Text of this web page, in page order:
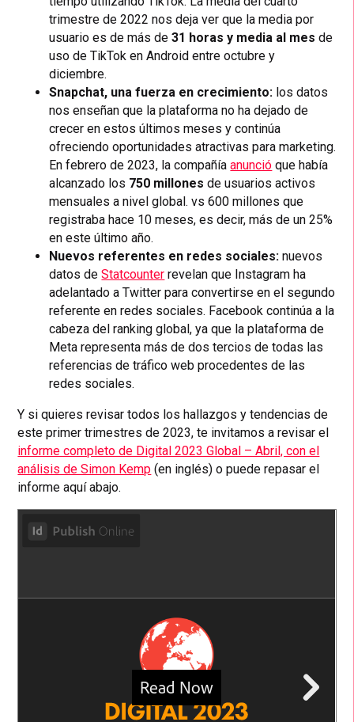
trimestre de 2022 nos deja ver que la media por
usuario es de más de31 horas y media al mes de
uso de TikTok en Android entre octubre y
diciembre.
Snapchat, una fuerza en crecimiento: los datos
nos enseñan que la plataforma no ha dejado de
crecer en estos últimos meses y continúa
ofreciendo oportunidades atractivas para marketing.
En febrero de 2023, la compañíaanunció que había
alcanzado los 750 millones de usuarios activos
mensuales a nivel global. vs 600 millones que
registraba hace 10 meses, es decir, más de un 25%
en este último año.
Nuevos referentes en redes sociales:nuevos
datos deStatcounter revelan que Instagram ha
adelantado a Twitter para convertirse en el segundo
referente en redes sociales. Facebook continúa a la
cabeza del ranking global, ya que la plataforma de
Meta representa más de dos tercios de todas las
referencias de tráfico web procedentes de las
redes sociales.
Y si quieres revisar todos los hallazgos y tendencias de
este primer trimestres de 2023, te invitamos a revisar el
informe completo de Digital 2023 Global – Abril, con el
análisis de Simon Kemp (en inglés) o puede repasar el
informe aquí abajo.